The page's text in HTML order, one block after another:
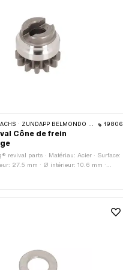
· ZÜNDAPP BELMONDO · CILO 19806
Cône de frein
revival parts · Matériau: Acier · Surface:
27.5 mm · Ø intérieur: 10.6 mm ·
pcs · Puch numéro OEM: